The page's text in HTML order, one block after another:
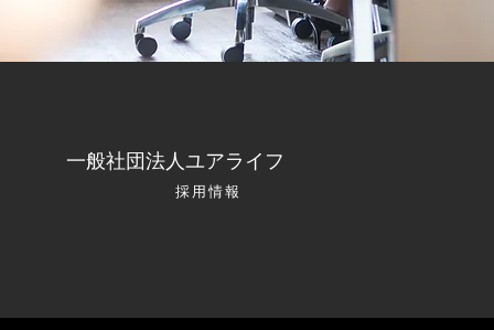
一般社団法人ユアライフ
採用情報